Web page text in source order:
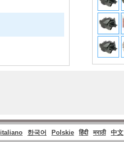
italiano 한국어 Polskie हिंदी मराठी 中文